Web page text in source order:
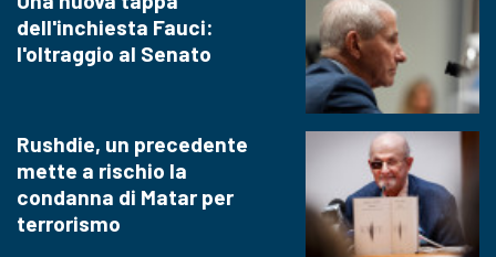
dell'inchiesta Fauci:
l'oltraggio al Senato
Rushdie, un precedente
mette a rischio la
condanna di Matar per
terrorismo